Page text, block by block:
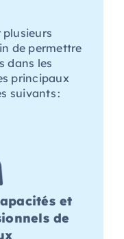
plusieurs
de permettre
dans les
principaux
suivants :
et
de